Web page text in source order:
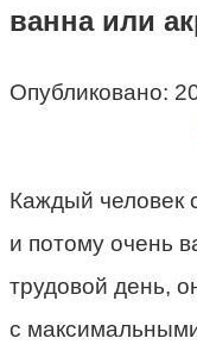
ванна или
Опубликовано:
Каждый человек
и потому очень
трудовой день,
с